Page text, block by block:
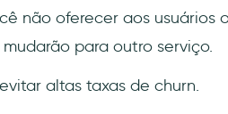
não oferecer aos usuários
para outro serviço.
altas taxas de churn.